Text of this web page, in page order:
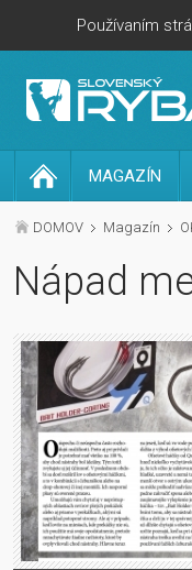
Používaním
MAGAZÍN
DOMOV Magazín
Nápad